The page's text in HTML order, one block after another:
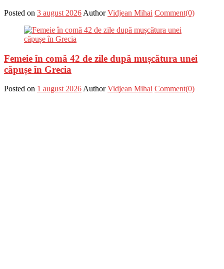
Posted on 3 august 2026 Author Vidjean Mihai Comment(0)
Femeie în comă 42 de zile după mușcătura unei
căpușe în Grecia
Posted on 1 august 2026 Author Vidjean Mihai Comment(0)